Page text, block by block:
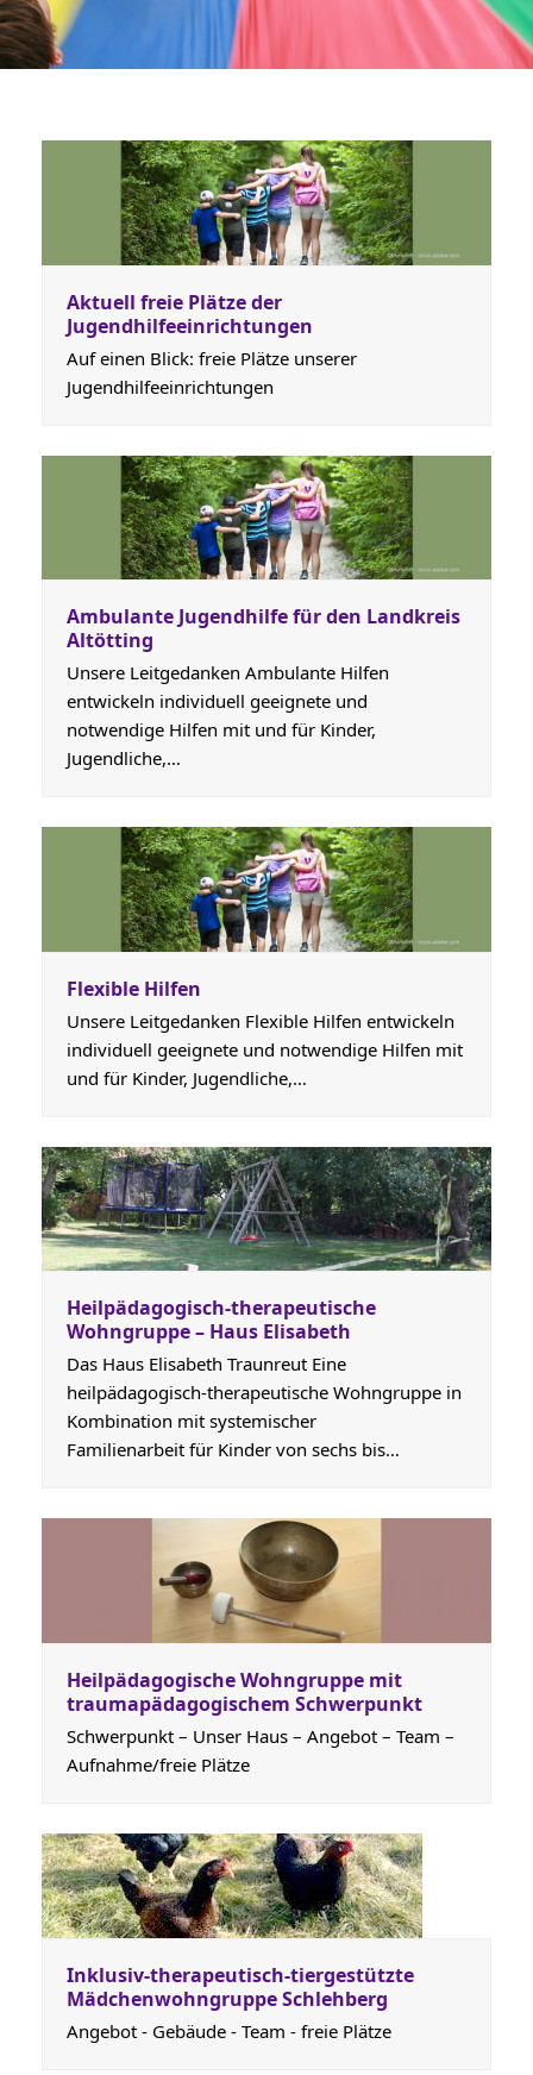
Aktuell freie Plätze der
Jugendhilfeeinrichtungen
Auf einen Blick: freie Plätze unserer
Jugendhilfeeinrichtungen
Ambulante Jugendhilfe für den Landkreis
Altötting
Unsere Leitgedanken Ambulante Hilfen
entwickeln individuell geeignete und
notwendige Hilfen mit und für Kinder,
Jugendliche,…
Flexible Hilfen
Unsere Leitgedanken Flexible Hilfen entwickeln
individuell geeignete und notwendige Hilfen mit
und für Kinder, Jugendliche,…
Heilpädagogisch-therapeutische
Wohngruppe – Haus Elisabeth
Das Haus Elisabeth Traunreut Eine
heilpädagogisch-therapeutische Wohngruppe in
Kombination mit systemischer
Familienarbeit für Kinder von sechs bis…
Heilpädagogische Wohngruppe mit
traumapädagogischem Schwerpunkt
Schwerpunkt – Unser Haus – Angebot – Team –
Aufnahme/freie Plätze
Inklusiv-therapeutisch-tiergestützte
Mädchenwohngruppe Schlehberg
Angebot - Gebäude - Team - freie Plätze